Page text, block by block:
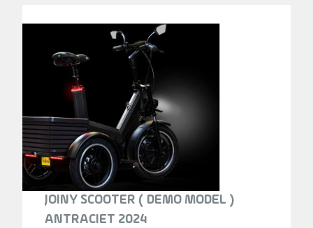
JOINY SCOOTER ( DEMO MODEL )
ANTRACIET 2024